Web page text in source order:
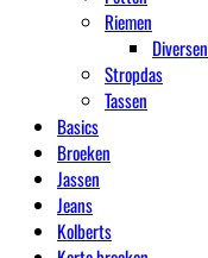
Riemen
Diversen
Stropdas
Tassen
Basics
Broeken
Jassen
Jeans
Kolberts